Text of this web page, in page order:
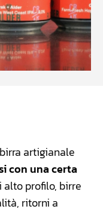
artigianale
con una certa
profilo, birre
ritorni a